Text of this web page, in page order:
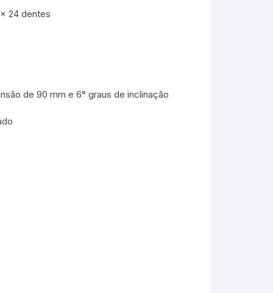
24 dentes
de 90 mm e 6° graus de inclinação